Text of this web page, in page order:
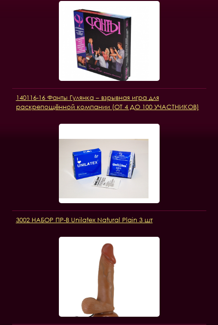
140116-16 Фанты Гулянка – взрывная игра для
раскрепощённой компании (ОТ 4 ДО 100 УЧАСТНИКОВ)
3002 НАБОР ПР-В Unilatex Natural Plain 3 шт